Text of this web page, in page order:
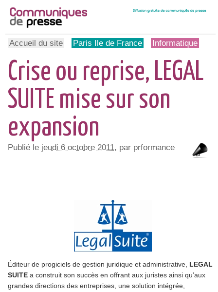
Accueil du site Paris Ile de France Informatique
Crise ou reprise, LEGAL
SUITE mise sur son
expansion
Publié le jeudi 6 octobre 2011, par prformance
Éditeur de progiciels de gestion juridique et administrative, LEGAL
SUITE a construit son succès en offrant aux juristes ainsi qu’aux
grandes directions des entreprises, une solution intégrée,